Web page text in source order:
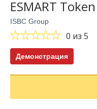
ESMART
ISBC Group
0 из 5
Демонстрация